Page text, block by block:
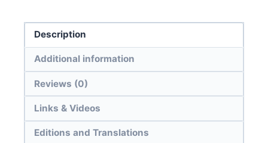
Description
Additional information
Reviews (0)
Links & Videos
Editions and Translations